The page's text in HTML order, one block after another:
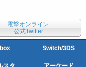
電撃オンライン
公式Twitter
Switch/3DS
スタ アーケード